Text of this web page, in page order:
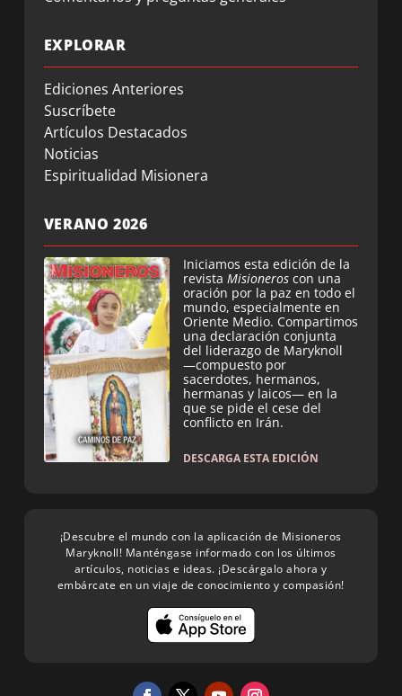
EXPLORAR
Ediciones Anteriores
Suscríbete
Artículos Destacados
Noticias
Espiritualidad Misionera
VERANO 2026
Iniciamos esta edición de la
revista Misioneros con una
oración por la paz en todo el
mundo, especialmente en
Oriente Medio. Compartimos
una declaración conjunta
del liderazgo de Maryknoll
—compuesto por
sacerdotes, hermanos,
hermanas y laicos— en la
que se pide el cese del
conflicto en Irán.
DESCARGA ESTA EDICIÓN
¡Descubre el mundo con la aplicación de Misioneros
Maryknoll! Manténgase informado con los últimos
artículos, noticias e ideas. ¡Descárgalo ahora y
embárcate en un viaje de conocimiento y compasión!